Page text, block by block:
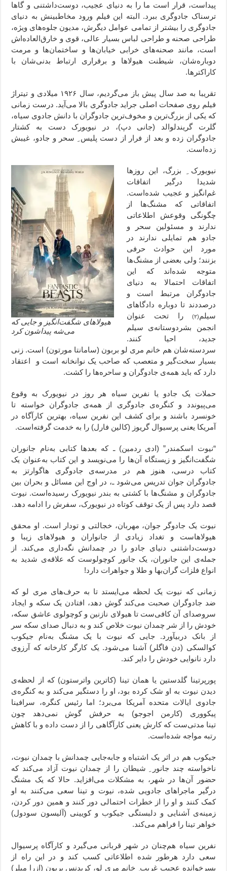
پیداست، قرار است ما را به دنیای عجیب، دوست‌داشتنی و گاها
ترسناک جادوگری ببرد. البته این فیلم ورود مخاطبینش به دنیای
جادوگری را بیشتر از تمامی عوامل دیگرش، مدیون جلوه‌های ویژه،
طراحی صحنه و طراحی لباس بسیار عالی، قوی‌ و خارق‌العاده‌اش
است، مانند صحنه‌های خرابی خیابان‌ها و ساختمان‌ها و مرمت
دوباره‌شان، شیطنت هیولاها و برقراری ارتباط‌ بدنی‌شان با
کاراکترها.
تقریبا به صد سال پیش باز می‌گردیم، سال ۱۹۲۶ میلادی و تیتراژ
فیلم روی صفحات اصلی جراید جادوگری بالا می‌آید. درست زمانی
که یکی از بزرگ‌ترین و مخوف‌ترین جادوگران با دانش جادوی سیاه،
گلرت گریندلوالد (جانی دپ)، در نیویورک دست به کشتار
جادوگران زده و بعد از فرار از دست پلیس ِ سحر و جادو، غیبش
زده‌است.
هیولاهای شگفت‌انگیز و جایی که
می‌شه پیداشون کرد
نیویورک ِ بزرگ، این روزها
شدیدا درگیر اتفاقات
غم‌انگیز و عجیب شده‌است.
اتفاقاتی که مشنگ‌ها از
چگونگی وقوعش اطلاعاتی
ندارند و مسئولین سحر و
جادو هم تمایلی ندارند در
مورد این حوادث حرفی
بزنند؛ ولی بعضی از مشنگ‌ها
متوجه شده‌اند که این
اتفاقات احتمالا به دنیای
جادوگران مرتبط است و
درصددند تا دوباره دادگاهای
سیلم (۲)
را تحت عنوان
انجمن بشردوستانه‌ی سیلم
جدید، احیا کنند.
سردسته‌شان هم خانم مری لو بربون (سامانتا مورتون) است. زنی
بسیار سخت‌گیر و متعصب که صاحب یک نوانخانه است و اعتقاد
دارد که باید همه‌ی جادوگران و ساحره‌ها را کشت.
حملات یک جادو یا نفرین سیاه هر روز در نیویورک به وقوع
می‌پیوندد و کنگره‌ی جادوگری از همه‌ی جادوگران خواسته تا
خونسرد باشند و برای کشف این نفرین سیاه، بهترین کارآگاه در
آمریکا یعنی پرسیوال گریوز (کالین فارل) را به خدمت گرفته‌است.
“نیوت اسکمندر” (ادی ردمین) ـ که بعدها کتابی به‌نام جانوران
شگفت‌انگیز و زیستگاه آن‌ها را می‌نویسد و این کتاب به‌عنوان یک
کتاب درسی، هنوز هم در مدرسه‌ی جادوگری هاگوارتز به
جادوگران جوان تدریس می‌شود ـ، در اوج این مسائل و بحران بین
جادوگران و مشنگ‌ها با کشتی به بندر نیویورک رسیده‌است. نیوت
قصد دارد پس از یک توقف کوتاه در نیویورک، سفرش را ادامه دهد.
نیوت یک جادوگر جوان، مهربان،‌ خجالتی و تودار است. او محقق
هیولاهاست و تغداد زیادی از جانواران و هیولاهای زیبا و
دوست‌داشتنی دنیای جادو را در چمدانش نگه‌داری می‌کند. از
جمله‌ی این جانوران، یک جانور کوچولوست که علاقه‌ی شدید به
انواع فلزات گران‌بها و طلا و جواهرات دارد!
زمانی که نیوت یک لحظه می‌ایستد تا به حرف‌های مری لو که
ضد جادوگران صحبت می‌کند گوش دهد، افتادن یک سکه و ایجاد
سروصدای آن کافی‌ست تا هیولای نازنین و کوچولوی عاشق سکه،‌
خودش را از شر چمدان نیوت خلاص کند و به دنبال صدای سکه سر
از بانک دربیآورد. جایی که نیوت با یک مشنگ به‌نام جیکوب
کوالسکی (دن فاگلر) آشنا می‌شود. یک کارگر کارخانه که آرزوی
دارد نانوایی خودش را دایر کند.
پورپرتینا گلدستین یا همان تینا (کاترین واترستون) که از لحظه‌ی
دیدن نیوت به او شک کرده بود، او را دستگیر می‌کند و به کنگره‌ی
جادوی ایالات متحده آمریکا می‌برد؛ اما رئیس کنگره، سرافینا
پیکووری
(کارمن اجوجو) به حرفش گوش نمی‌دهد چون
تینا مدتی‌ست که کارش یعنی کارآگاهی را از دست داده و با کاهش
رتبه مواجه شده‌است.
جیکوب هم در اثر یک اشتباه و جابه‌جایی چمدانش با چمدان نیوت،
ناخواسته چند جانور ِ شیطان را از چمدان نیوت آزاد می‌کند که
حضور آن‌ها در شهر، به مشکلات می‌افزاید. حالا که یک مشنگ
درگیر ماجراهای جادویی شده، نیوت و تینا سعی می‌کنند به او
کمک کنند و او را از خطرات احتمالی دور کنند و همین دور کردن،
زمینه‌ی آشنایی و دلبستگی جیکوب و کویینی (آلیسون سودول)
خواهر تینا را فراهم می‌کند.
نفرین سیاه هم‌چنان در شهر قربانی می‌گیرد و کارآگاه پرسیوال
سعی دارد هرطور شده اطلاعاتی کسب کند و در این راه از
پسرخوانده عجیب غریب ِ خانم مری لو، کریدنس بربون (ازرا میلر)